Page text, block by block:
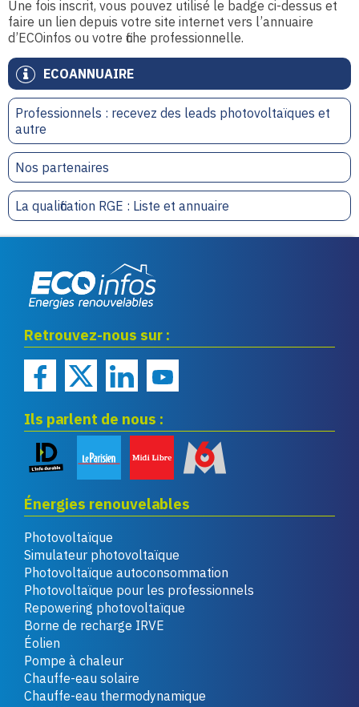
ECOANNUAIRE
Professionnels : recevez des leads photovoltaïques et
autre
Nos partenaires
La qualification RGE : Liste et annuaire
Une fois inscrit, vous pouvez utilisé le badge ci-dessus et
faire un lien depuis votre site internet vers l’annuaire
d’ECOinfos ou votre fiche professionnelle.
renouvelables
Retrouvez-nous sur :
Ils parlent de nous :
Énergies renouvelables
Photovoltaïque
Simulateur photovoltaïque
Photovoltaïque autoconsommation
Photovoltaïque pour les professionnels
Repowering photovoltaïque
Borne de recharge IRVE
Éolien
Pompe à chaleur
Chauffe-eau solaire
Chauffe-eau thermodynamique